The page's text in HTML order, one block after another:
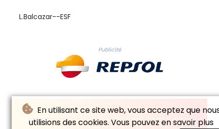
En utilisant ce site web, vous acceptez que
utilisions des cookies. Vous pouvez en savoir plus
L.Balcazar--ESF
Publicité